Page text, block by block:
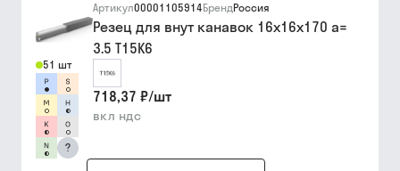
51 шт
?
Артикул00001105914БрендРоссия
Резец для внут канавок 16х16х170 a=
3.5 Т15К6
718,37 ₽/шт
вкл ндс